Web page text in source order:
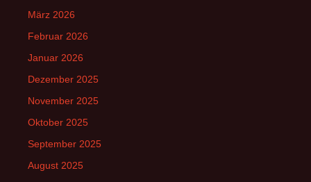
März 2026
Februar 2026
Januar 2026
Dezember 2025
November 2025
Oktober 2025
September 2025
August 2025